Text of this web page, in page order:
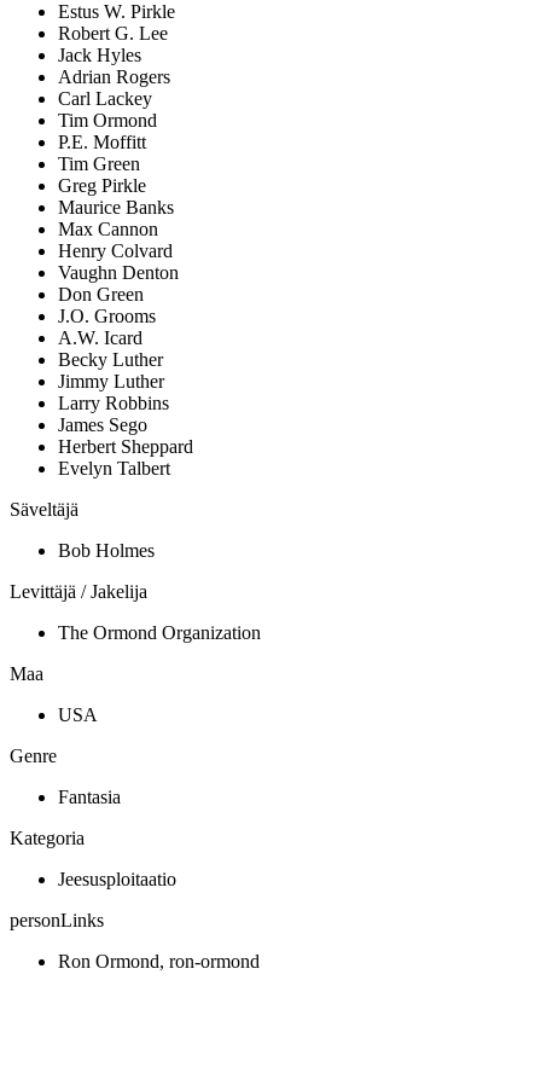
Estus W. Pirkle
Robert G. Lee
Jack Hyles
Adrian Rogers
Carl Lackey
Tim Ormond
P.E. Moffitt
Tim Green
Greg Pirkle
Maurice Banks
Max Cannon
Henry Colvard
Vaughn Denton
Don Green
J.O. Grooms
A.W. Icard
Becky Luther
Jimmy Luther
Larry Robbins
James Sego
Herbert Sheppard
Evelyn Talbert
Säveltäjä
Bob Holmes
Levittäjä / Jakelija
The Ormond Organization
Maa
USA
Genre
Fantasia
Kategoria
Jeesusploitaatio
personLinks
Ron Ormond, ron-ormond